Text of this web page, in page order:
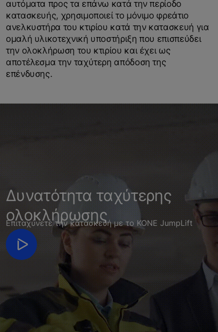
αυτόματα προς τα επάνω κατά την περίοδο
κατασκευής, χρησιμοποιεί το μόνιμο φρεάτιο
ανελκυστήρα του κτιρίου κατά την κατασκευή για
ομαλή υλικοτεχνική υποστήριξη που επισπεύδει
την ολοκλήρωση του κτιρίου και έχει ως
αποτέλεσμα την ταχύτερη απόδοση της
επένδυσης.
Δυνατότητα ταχύτερης
ολοκλήρωσης
Επιταχύνετε την κατασκευή με το KONE JumpLift